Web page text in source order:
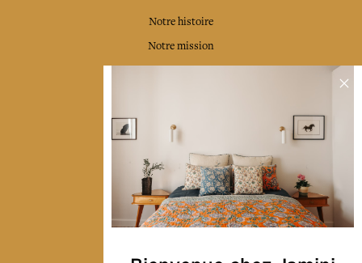
Notre histoire
Notre mission
Presse
Collections
Déco & Linge de maison
Linge de table
Sacs & pochettes